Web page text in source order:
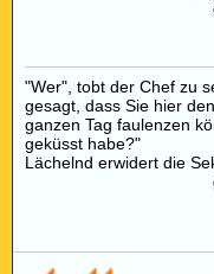
"Wer", tobt der Chef zu
gesagt, dass Sie hier den
ganzen Tag faulenzen
geküsst habe?"
Lächelnd erwidert die